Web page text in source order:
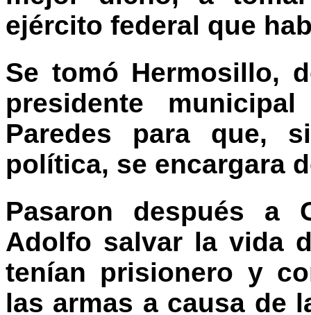
ejército federal que
Se tomó Hermosillo,
presidente
Paredes para que,
política, se encargara
Pasaron después a
Adolfo salvar la vida
tenían prisionero y
las armas a causa de